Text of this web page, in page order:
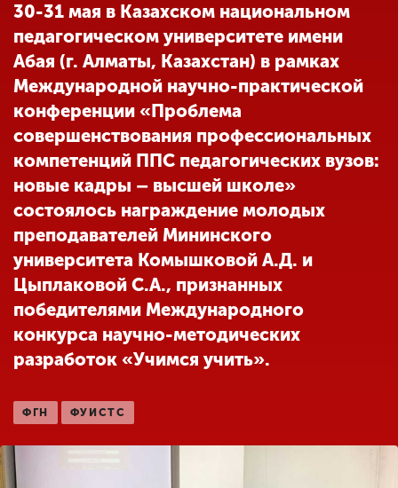
Студенческая жизнь
Сведения об
образовательной
организации
ENG SPN CHI
Приемная
комиссия
+7 (831) 262-26-20
30-31 мая в Казахском национальном
педагогическом университете имени
Абая (г. Алматы, Казахстан) в рамках
Международной научно-практической
конференции «Проблема
совершенствования профессиональных
компетенций ППС педагогических вузов:
новые кадры – высшей школе»
состоялось награждение молодых
преподавателей Мининского
университета Комышковой А.Д. и
Цыплаковой С.А., признанных
победителями Международного
конкурса научно-методических
разработок «Учимся учить».
ФГН ФУИСТС